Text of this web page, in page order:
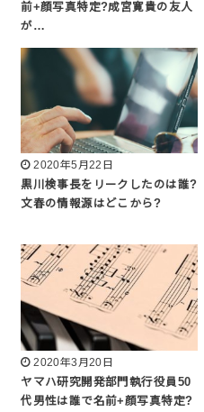
前+顔写真特定?成宮寛貴の友人
が…
2020年5月22日
黒川検事長をリークしたのは誰?
文春の情報源はどこから?
2020年3月20日
ヤマハ研究開発部門執行役員50
代男性は誰で名前+顔写真特定?